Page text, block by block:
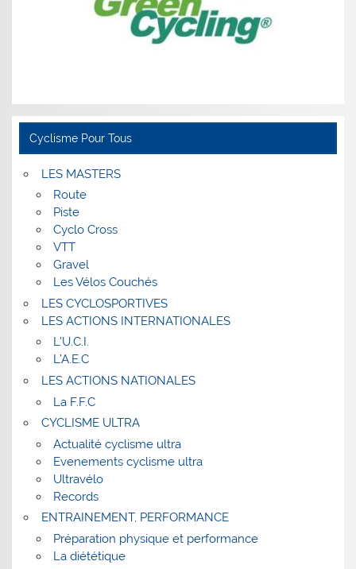
Cyclisme Pour Tous
LES MASTERS
Route
Piste
Cyclo Cross
VTT
Gravel
Les Vélos Couchés
LES CYCLOSPORTIVES
LES ACTIONS INTERNATIONALES
L’U.C.I.
L’A.E.C
LES ACTIONS NATIONALES
La F.F.C
CYCLISME ULTRA
Actualité cyclisme ultra
Evenements cyclisme ultra
Ultravélo
Records
ENTRAINEMENT, PERFORMANCE
Préparation physique et performance
La diététique